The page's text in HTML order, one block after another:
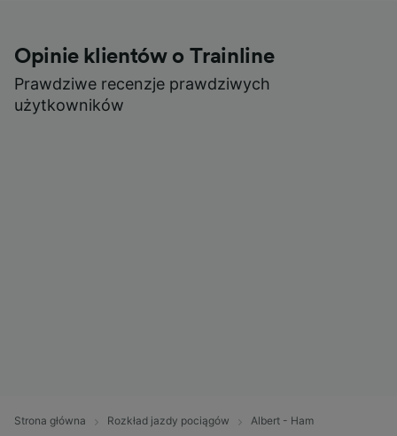
Opinie klientów o Trainline
Prawdziwe recenzje prawdziwych
użytkowników
Strona główna Rozkład jazdy pociągów Albert - Ham